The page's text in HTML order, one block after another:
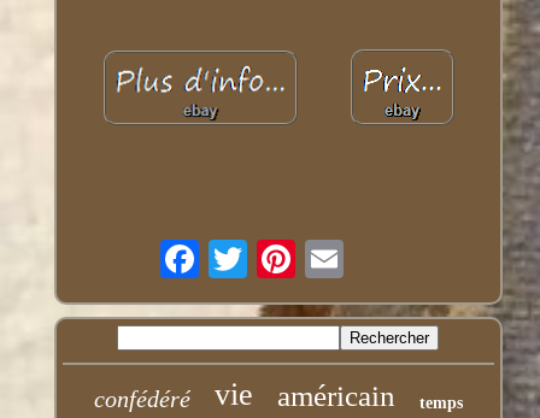
confédéré vie américain temps